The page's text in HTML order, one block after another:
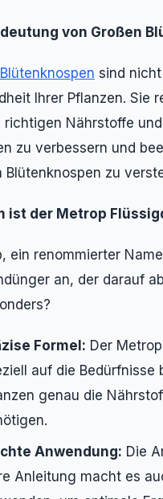
von Großen
sind
Ihrer Pflanzen. Sie
richtigen Nährstoffe
zu verbessern und
Blütenknospen zu
ist der Metrop
ein renommierter
an, der darauf
Formel: Der
auf die Bedürfnisse
genau die
Anwendung: Die
Anleitung macht es